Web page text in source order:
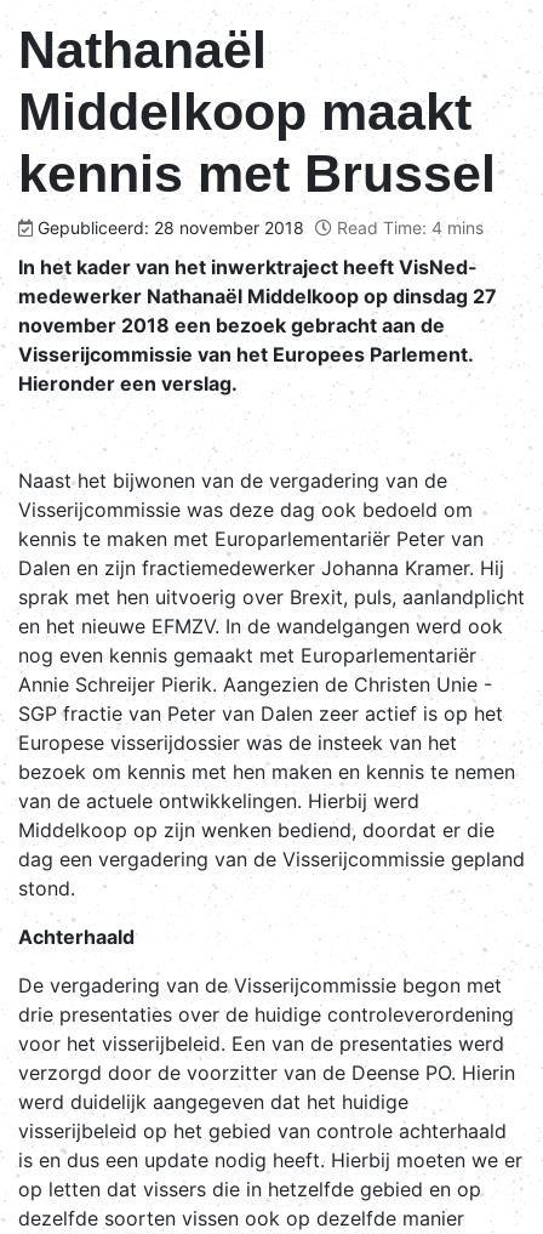
Nathanaël
Middelkoop maakt
kennis met Brussel
Gepubliceerd: 28 november 2018 Read Time: 4 mins
In het kader van het inwerktraject heeft VisNed-
medewerker Nathanaël Middelkoop op dinsdag 27
november 2018 een bezoek gebracht aan de
Visserijcommissie van het Europees Parlement.
Hieronder een verslag.
Naast het bijwonen van de vergadering van de
Visserijcommissie was deze dag ook bedoeld om
kennis te maken met Europarlementariër Peter van
Dalen en zijn fractiemedewerker Johanna Kramer. Hij
sprak met hen uitvoerig over Brexit, puls, aanlandplicht
en het nieuwe EFMZV. In de wandelgangen werd ook
nog even kennis gemaakt met Europarlementariër
Annie Schreijer Pierik. Aangezien de Christen Unie -
SGP fractie van Peter van Dalen zeer actief is op het
Europese visserijdossier was de insteek van het
bezoek om kennis met hen maken en kennis te nemen
van de actuele ontwikkelingen. Hierbij werd
Middelkoop op zijn wenken bediend, doordat er die
dag een vergadering van de Visserijcommissie gepland
stond.
Achterhaald
De vergadering van de Visserijcommissie begon met
drie presentaties over de huidige controleverordening
voor het visserijbeleid. Een van de presentaties werd
verzorgd door de voorzitter van de Deense PO. Hierin
werd duidelijk aangegeven dat het huidige
visserijbeleid op het gebied van controle achterhaald
is en dus een update nodig heeft. Hierbij moeten we er
op letten dat vissers die in hetzelfde gebied en op
dezelfde soorten vissen ook op dezelfde manier